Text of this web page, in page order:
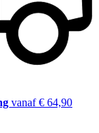
vanaf € 64,90